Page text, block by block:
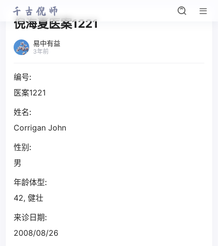
倪海夏医案1221
易中有益
3年前
编号:
医案1221
姓名:
Corrigan John
性别:
男
年龄体型:
42, 健壮
来诊日期:
2008/08/26